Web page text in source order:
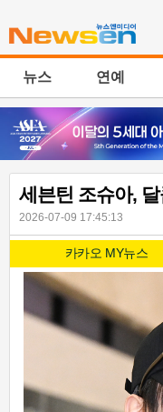
뉴스 연예
세븐틴 조슈아,
2026-07-09 17:45:13
카카오 MY뉴스